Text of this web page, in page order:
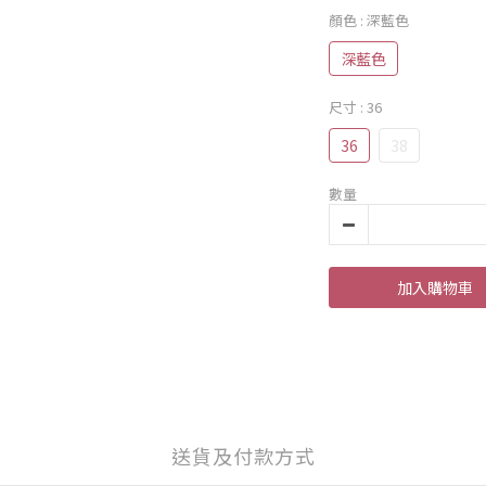
顏色 : 深藍色
深藍色
尺寸 : 36
36 38
數量
加入購物車
送貨及付款方式